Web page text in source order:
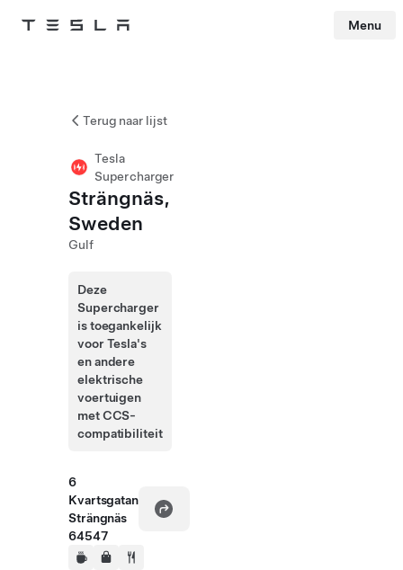
Tesla Menu
Terug naar lijst
Tesla
Supercharger
Strängnäs,
Sweden
Gulf
Deze
Supercharger
is toegankelijk
voor Tesla's
en andere
elektrische
voertuigen
met CCS-
compatibiliteit
6
Kvartsgatan
Strängnäs
64547